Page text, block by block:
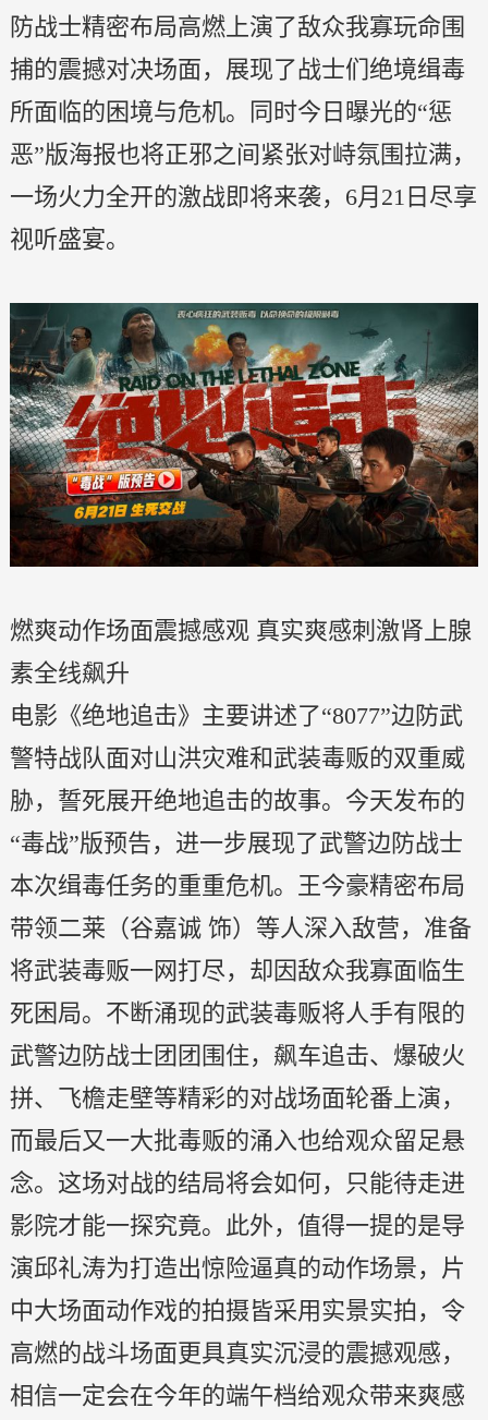
防战士精密布局高燃上演了敌众我寡玩命围
捕的震撼对决场面，展现了战士们绝境缉毒
所面临的困境与危机。同时今日曝光的“惩
恶”版海报也将正邪之间紧张对峙氛围拉满，
一场火力全开的激战即将来袭，6月21日尽享
视听盛宴。
燃爽动作场面震撼感观 真实爽感刺激肾上腺
素全线飙升
电影《绝地追击》主要讲述了“8077”边防武
警特战队面对山洪灾难和武装毒贩的双重威
胁，誓死展开绝地追击的故事。今天发布的
“毒战”版预告，进一步展现了武警边防战士
本次缉毒任务的重重危机。王今豪精密布局
带领二莱（谷嘉诚 饰）等人深入敌营，准备
将武装毒贩一网打尽，却因敌众我寡面临生
死困局。不断涌现的武装毒贩将人手有限的
武警边防战士团团围住，飙车追击、爆破火
拼、飞檐走壁等精彩的对战场面轮番上演，
而最后又一大批毒贩的涌入也给观众留足悬
念。这场对战的结局将会如何，只能待走进
影院才能一探究竟。此外，值得一提的是导
演邱礼涛为打造出惊险逼真的动作场景，片
中大场面动作戏的拍摄皆采用实景实拍，令
高燃的战斗场面更具真实沉浸的震撼观感，
相信一定会在今年的端午档给观众带来爽感